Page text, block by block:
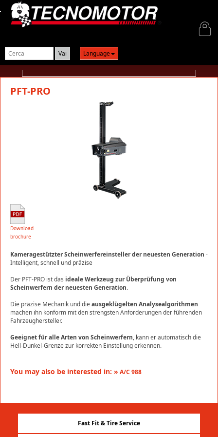
Language
Login
PFT-PRO
Download
brochure
Kameragestützter Scheinwerfereinsteller der neuesten Generation -
Intelligent, schnell und präzise
Der PFT-PRO ist das ideale Werkzeug zur Überprüfung von
Scheinwerfern der neuesten Generation.
Die präzise Mechanik und dieausgeklügelten Analysealgorithmen
machen ihn konform mit den strengsten Anforderungen der führenden
Fahrzeughersteller.
Geeignet für alle Arten von Scheinwerfern, kann er automatisch die
Hell-Dunkel-Grenze zur korrekten Einstellung erkennen.
You may also be interested in: » A/C 988
Fast Fit & Tire Service